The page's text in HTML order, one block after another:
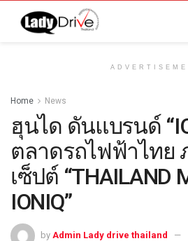
Home News
ฮุนได ดันแบรนด์
ตลาดรถไฟฟ้าไทย
เซ็ปต์ “THAILAND
IONIQ”
by Admin Lady drive thailand